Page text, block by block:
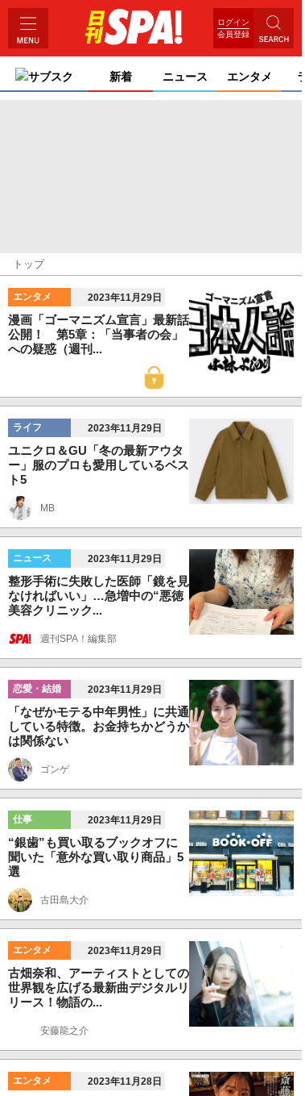
ログイン
会員登録
サブスク 新着 ニュース エンタメ
トップ
エンタメ 2023年11月29日
漫画「ゴーマニズム宣言」最新話
公開！ 第5章：「当事者の会」
への疑惑（週刊...
ライフ 2023年11月29日
ユニクロ＆GU「冬の最新アウタ
ー」服のプロも愛用しているベス
ト5
MB
ニュース 2023年11月29日
整形手術に失敗した医師「鏡を見
なければいい」…急増中の“悪徳
美容クリニック...
週刊SPA！編集部
恋愛・結婚 2023年11月29日
「なぜかモテる中年男性」に共通
している特徴。お金持ちかどうか
は関係ない
ゴンゲ
仕事 2023年11月29日
“銀歯”も買い取るブックオフに
聞いた「意外な買い取り商品」5
選
古田島大介
エンタメ 2023年11月29日
古畑奈和、アーティストとしての
世界観を広げる最新曲デジタルリ
リース！物語の...
安藤龍之介
エンタメ 2023年11月28日